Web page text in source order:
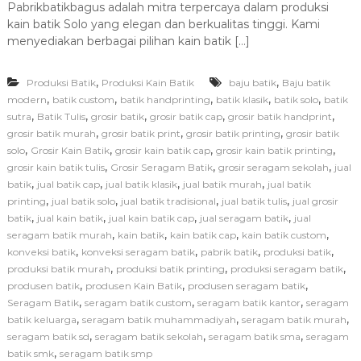
d
a
r
i
k
a
t
i
k
b
a
u
s
:
S
o
s
Pabrikbatikbagus adalah mitra terpercaya dalam produksi
kain batik Solo yang elegan dan berkualitas tinggi. Kami
menyediakan berbagai pilihan kain batik […]
Produksi Batik, Produksi Kain Batik baju batik, Baju batik
modern, batik custom, batik handprinting, batik klasik, batik solo, batik
sutra, Batik Tulis, grosir batik, grosir batik cap, grosir batik handprint,
grosir batik murah, grosir batik print, grosir batik printing, grosir batik
solo, Grosir Kain Batik, grosir kain batik cap, grosir kain batik printing,
grosir kain batik tulis, Grosir Seragam Batik, grosir seragam sekolah, jual
batik, jual batik cap, jual batik klasik, jual batik murah, jual batik
printing, jual batik solo, jual batik tradisional, jual batik tulis, jual grosir
batik, jual kain batik, jual kain batik cap, jual seragam batik, jual
seragam batik murah, kain batik, kain batik cap, kain batik custom,
konveksi batik, konveksi seragam batik, pabrik batik, produksi batik,
produksi batik murah, produksi batik printing, produksi seragam batik,
produsen batik, produsen Kain Batik, produsen seragam batik,
Seragam Batik, seragam batik custom, seragam batik kantor, seragam
batik keluarga, seragam batik muhammadiyah, seragam batik murah,
seragam batik sd, seragam batik sekolah, seragam batik sma, seragam
batik smk, seragam batik smp